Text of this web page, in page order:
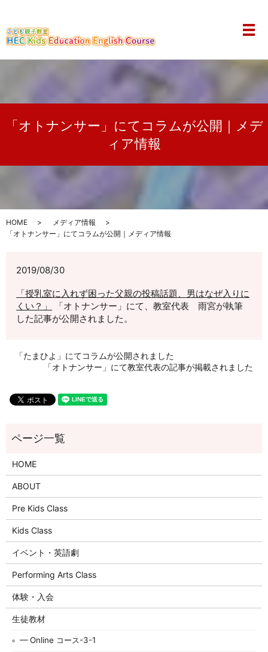
メ
「オトナンサー」にてコラムが公開｜メデ
ィア情報
HOME
メディア情報
「オトナンサー」にてコラムが公開｜メディア情報
2019/08/30
「授乳室に入れず困った父親の投稿話題、男はなぜ入りに
くい？」
「オトナンサー」にて、教室代表 雨宮が執筆
した記事が公開されました。
「たまひよ」にてコラムが公開されました
「オトナンサー」にて教室代表の記事が掲載されました
HOME
ABOUT
Pre Kids Class
Kids Class
イベント・英語劇
Performing Arts Class
体験・入会
生徒教材
— Online コース-3-1